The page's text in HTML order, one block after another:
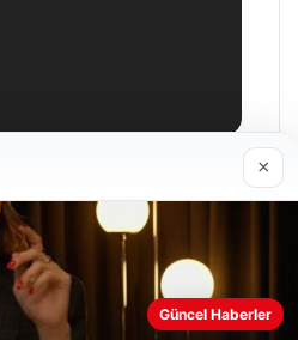
×
Güncel Haberler